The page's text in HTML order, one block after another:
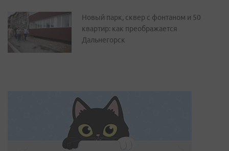
Новый парк, сквер с фонтаном и 50
квартир: как преображается
Дальнегорск